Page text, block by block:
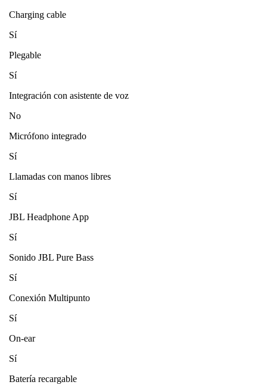
Charging cable
Sí
Plegable
Sí
Integración con asistente de voz
No
Micrófono integrado
Sí
Llamadas con manos libres
Sí
JBL Headphone App
Sí
Sonido JBL Pure Bass
Sí
Conexión Multipunto
Sí
On-ear
Sí
Batería recargable